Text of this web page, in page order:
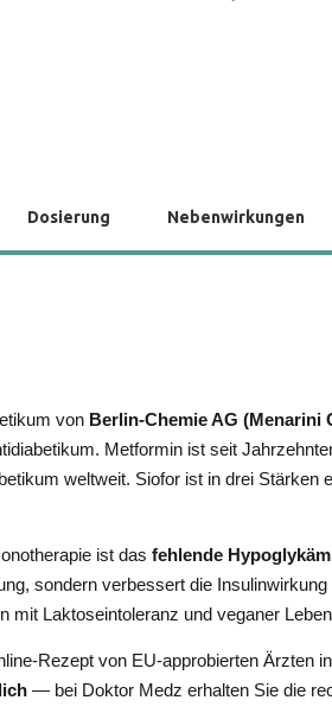
von Berlin-Chemie AG (Menarini
Metformin ist seit
weltweit. Siofor ist in drei Stärken
ist das fehlende
sondern verbessert die
mit Laktoseintoleranz und veganer
Rezept von EU-approbierten Ärzten
— bei Doktor Medz erhalten Sie die
Dosierung Nebenwirkungen